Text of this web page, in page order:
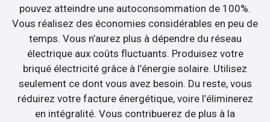
pouvez atteindre une autoconsommation de 100%.
Vous réalisez des économies considérables en peu de
temps. Vous n’aurez plus à dépendre du réseau
électrique aux coûts fluctuants. Produisez votre
briqué électricité grâce à l’énergie solaire. Utilisez
seulement ce dont vous avez besoin. Du reste, vous
réduirez votre facture énergétique, voire l’éliminerez
en intégralité. Vous contribuerez de plus à la